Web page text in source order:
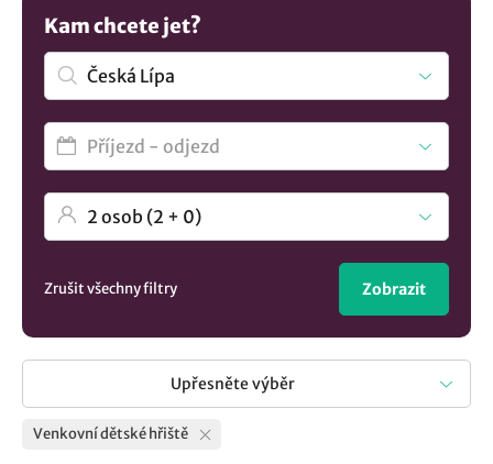
Potřebujete více možností? Prohlédněte si více
lokalitě Česká Lípa..
Kam chcete jet?
Zrušit všechny filtry Zobrazit
Upřesněte výběr
Venkovní dětské hřiště